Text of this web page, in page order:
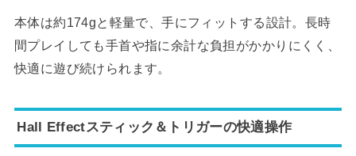
本体は約174gと軽量で、手にフィットする設計。長時
間プレイしても手首や指に余計な負担がかかりにくく、
快適に遊び続けられます。
Hall Effectスティック＆トリガーの快適操作